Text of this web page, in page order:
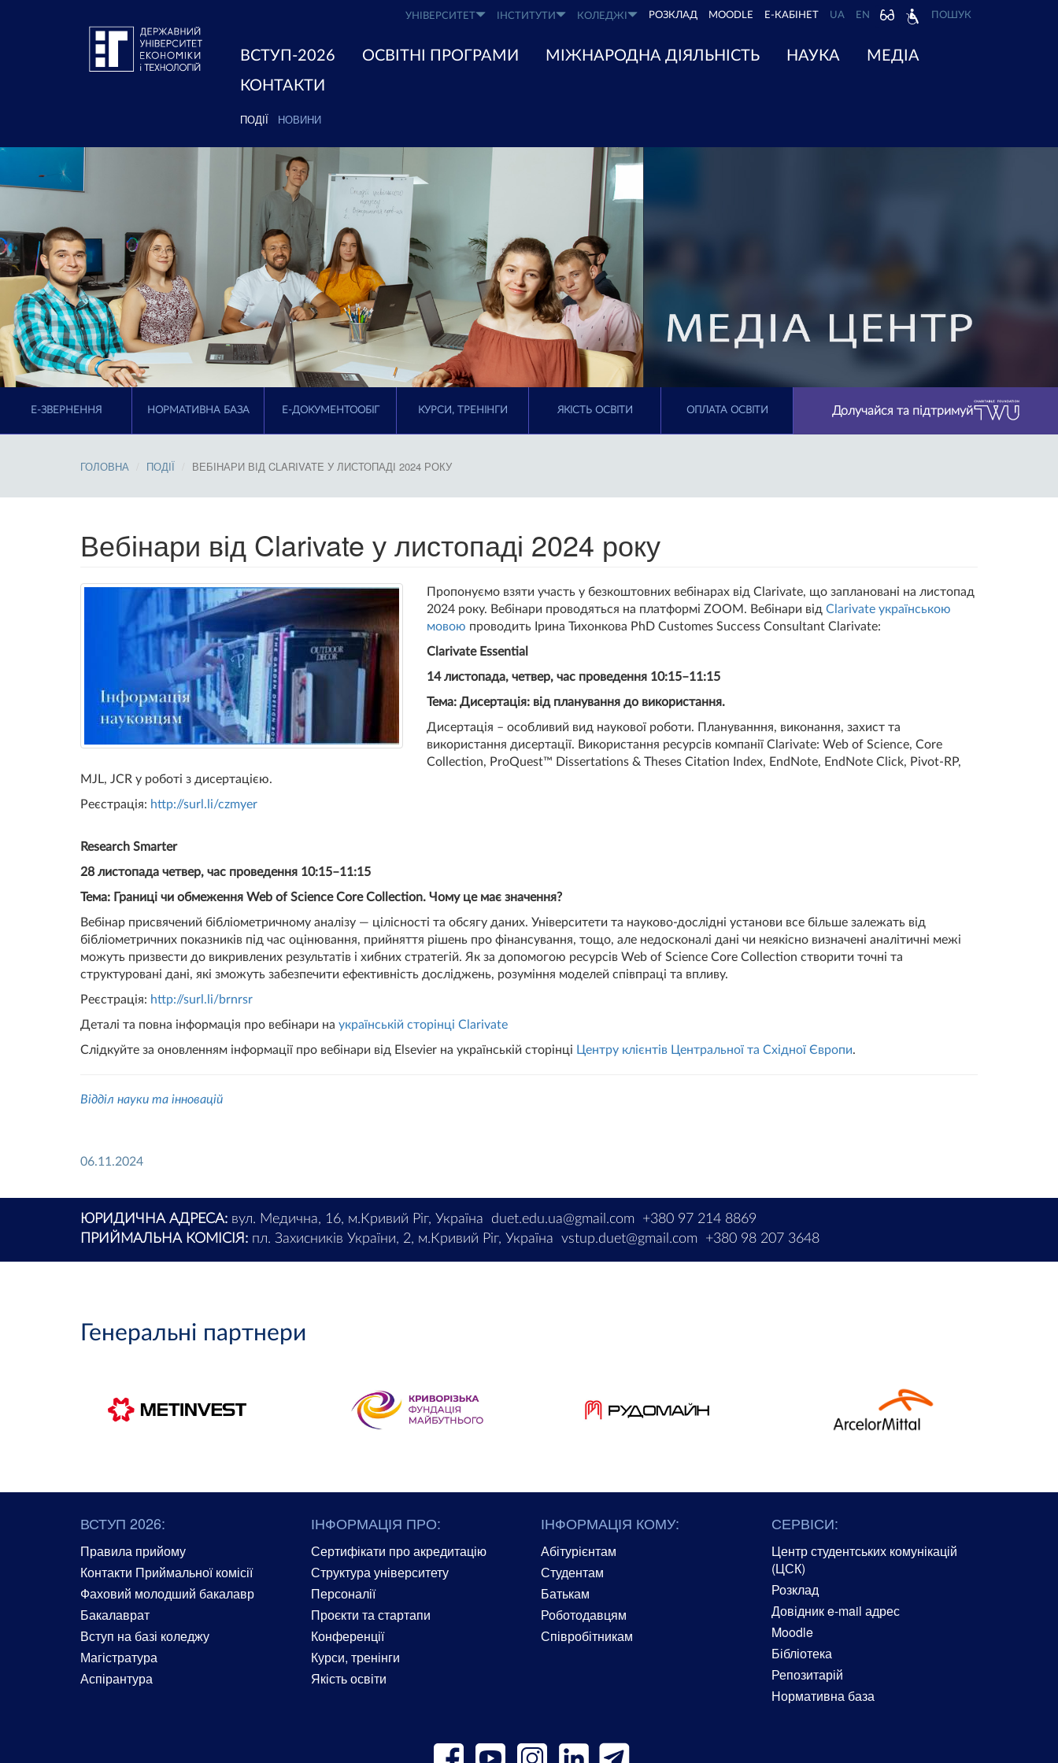
УНІВЕРСИТЕТ ІНСТИТУТИ КОЛЕДЖІ РОЗКЛАД MOODLE Е-КАБІНЕТ UA EN ПОШУК
ВСТУП-2026 ОСВІТНІ ПРОГРАМИ МІЖНАРОДНА ДІЯЛЬНІСТЬ НАУКА
МЕДІА
КОНТАКТИ
ПОДІЇ НОВИНИ
E-ЗВЕРНЕННЯ НОРМАТИВНА БАЗА Е-ДОКУМЕНТООБІГ КУРСИ, ТРЕНІНГИ ЯКІСТЬ ОСВІТИ ОПЛАТА ОСВІТИ Долучайся та підтримуй
ГОЛОВНА ПОДІЇ ВЕБІНАРИ ВІД CLARIVATE У ЛИСТОПАДІ 2024 РОКУ
Вебінари від Clarivate у листопаді 2024 року
Пропонуємо взяти участь у безкоштовних вебінарах від Clarivate, що заплановані на листопад
2024 року. Вебінари проводяться на платформі ZOOM. Вебінари від Clarivate українською
мовою проводить Ірина Тихонкова PhD Customes Success Consultant Clarivate:
Clarivate Essential
14 листопада, четвер, час проведення 10:15–11:15
Тема: Дисертація: від планування до використання.
Дисертація – особливий вид наукової роботи. Плануванння, виконання, захист та
використання дисертації. Використання ресурсів компанії Clarivate: Web of Science, Core
Collection, ProQuest™ Dissertations & Theses Citation Index, EndNote, EndNote Click, Pivot-RP,
MJL, JCR у роботі з дисертацією.
Реєстрація: http://surl.li/czmyer
Research Smarter
28 листопада четвер, час проведення 10:15–11:15
Тема: Границі чи обмеження Web of Science Core Collection. Чому це має значення?
Вебінар присвячений бібліометричному аналізу — цілісності та обсягу даних. Університети та науково-дослідні установи все більше залежать від
бібліометричних показників під час оцінювання, прийняття рішень про фінансування, тощо, але недосконалі дані чи неякісно визначені аналітичні межі
можуть призвести до викривлених результатів і хибних стратегій. Як за допомогою ресурсів Web of Science Core Collection створити точні та
структуровані дані, які зможуть забезпечити ефективність досліджень, розуміння моделей співпраці та впливу.
Реєстрація: http://surl.li/brnrsr
Деталі та повна інформація про вебінари на українській сторінці Clarivate
Слідкуйте за оновленням інформації про вебінари від Elsevier на українській сторінці Центру клієнтів Центральної та Східної Європи.
Відділ науки та інновацій
06.11.2024
ЮРИДИЧНА АДРЕСА: вул. Медична, 16, м.Кривий Ріг, Україна duet.edu.ua@gmail.com
+380 97 214 8869
ПРИЙМАЛЬНА КОМІСІЯ: пл. Захисників України, 2, м.Кривий Ріг, Україна vstup.duet@gmail.com +380 98 207 3648
Генеральні партнери
ВСТУП 2026:
Правила прийому
Контакти Приймальної комісії
Фаховий молодший бакалавр
Бакалаврат
Вступ на базі коледжу
Магістратура
Аспірантура
ІНФОРМАЦІЯ ПРО:
Сертифікати про акредитацію
Структура університету
Персоналії
Проєкти та стартапи
Конференції
Курси, тренінги
Якість освіти
ІНФОРМАЦІЯ КОМУ:
Абітурієнтам
Студентам
Батькам
Роботодавцям
Співробітникам
СЕРВІСИ:
Центр студентських комунікацій
(ЦСК)
Розклад
Довідник e-mail адрес
Moodle
Бібліотека
Репозитарій
Нормативна база